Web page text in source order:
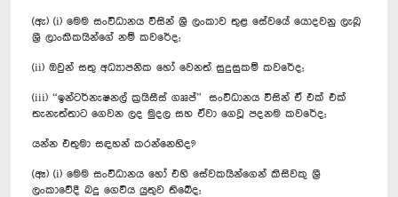
(ඇ) (i) මෙම සංවිධානය විසින් ශ්‍රී ලංකාව තුළ සේවයේ යොදවනු ලැබූ
ශ්‍රී ලාංකිකයින්ගේ නම් කවරේද;
(ii) ඔවුන් සතු අධ්‍යාපනික හෝ වෙනත් සුදුසුකම් කවරේද;
(iii) “ඉන්ටර්නැෂනල් ක්‍රයිසීස් ගෲප්” සංවිධානය විසින් ඒ එක් එක්
තැනැත්තාට ගෙවන ලද මුදල සහ ඒවා ගෙවූ පදනම කවරේද;
යන්න එතුමා සඳහන් කරන්නෙහිද?
(ඈ) (i) මෙම සංවිධානය හෝ එහි සේවකයින්ගෙන් කිසිවකු ශ්‍රී
ලංකාවේදී බදු ගෙවිය යුතුව තිබේද;